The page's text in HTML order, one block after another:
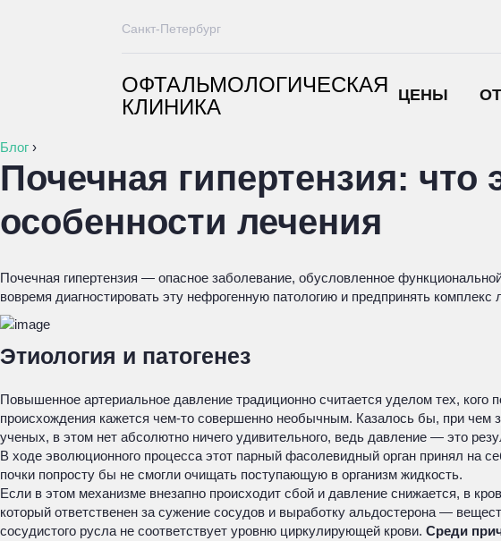
ОФТАЛЬМОЛОГИЧЕСКАЯ
КЛИНИКА
ЦЕНЫ
Санкт-Петербург
Блог ›
Почечная гипертензия:
особенности лечения
Почечная гипертензия — опасное заболевание, обусловленное
вовремя диагностировать эту нефрогенную патологию и предпринять
Этиология и патогенез
Повышенное артериальное давление традиционно считается уделом тех, кого
происхождения кажется чем-то совершенно необычным. Казалось бы, при чем
ученых, в этом нет абсолютно ничего удивительного, ведь давление — это
В ходе эволюционного процесса этот парный фасолевидный орган принял на
почки попросту бы не смогли очищать поступающую в организм жидкость.
Если в этом механизме внезапно происходит сбой и давление снижается, в
который ответственен за сужение сосудов и выработку альдостерона —
сосудистого русла не соответствует уровню циркулирующей крови. Среди